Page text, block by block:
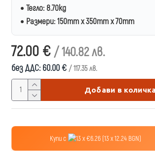
72.00 € / 140.82 лв.
без ДДС: 60.00 € / 117.35 лв.
Тегло:8.70kg
Размери:150mm x 350mm x 70mm
Добави в
Купи с 13 x €6.26 (13 x 12.24 BGN)